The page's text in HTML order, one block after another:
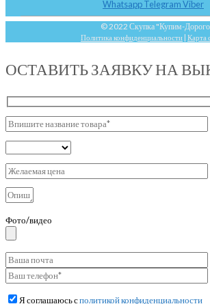
WhatsappTelegramViber
© 2022 Скупка "Купим-
Политика конфиденциальности Карта
ОСТАВИТЬ ЗАЯВКУ НА
Фото/видео
Я соглашаюсь сполитикой конфиденциальности